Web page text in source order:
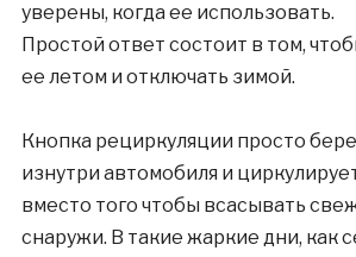
уверены, когда ее использовать.
Простой ответ состоит в том,
ее летом и отключать зимой.
Кнопка рециркуляции просто
изнутри автомобиля и
вместо того чтобы всасывать
снаружи. В такие жаркие дни, как